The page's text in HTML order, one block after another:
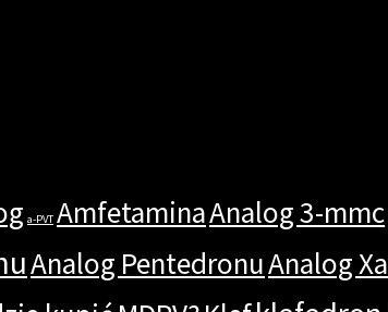
a-PVT AmfetaminaAnalog 3-mmc
Analog PentedronuAnalog